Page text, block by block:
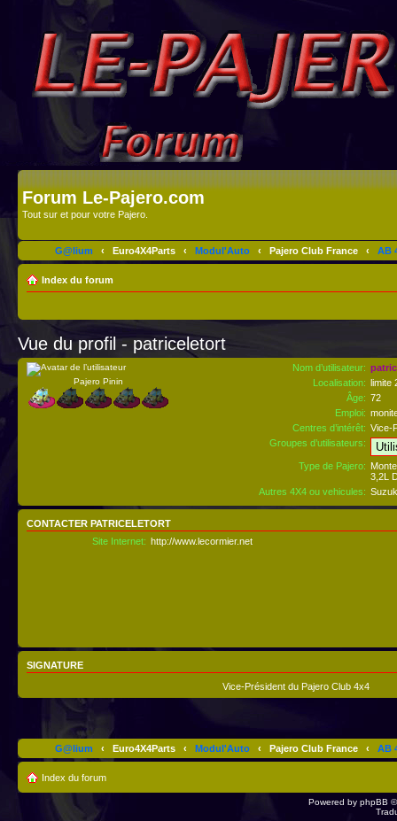
Forum Le-Pajero.com
Tout sur et pour votre Pajero.
G@lium ‹ Euro4X4Parts ‹ Modul'Auto ‹ Pajero Club France ‹ AB
Index du forum
Vue du profil - patriceletort
Pajero Pinin
Nom d’utilisateur:
Localisation: limite
Âge: 72
Emploi:
Centres d’intérêt: Vice-
Groupes d’utilisateurs:
Type de Pajero:
3,2L
Autres 4X4 ou vehicules:
CONTACTER PATRICELETORT
Site Internet: http://www.lecormier.net
SIGNATURE
Vice-Président du Pajero Club 4x4
G@lium ‹ Euro4X4Parts ‹ Modul'Auto ‹ Pajero Club France ‹ AB
Index du forum
Powered by phpBB